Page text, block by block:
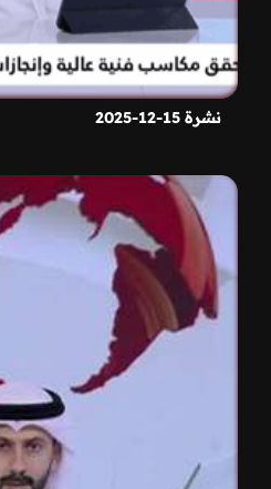
نشرة 15-12-2025